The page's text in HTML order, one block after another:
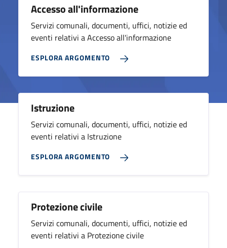
Accesso all'informazione
Servizi comunali, documenti, uffici, notizie ed
eventi relativi a Accesso all'informazione
ESPLORA ARGOMENTO
Istruzione
Servizi comunali, documenti, uffici, notizie ed
eventi relativi a Istruzione
ESPLORA ARGOMENTO
Protezione civile
Servizi comunali, documenti, uffici, notizie ed
eventi relativi a Protezione civile